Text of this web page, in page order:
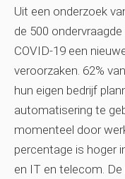
Uit een onderzoek
de 500
COVID-19 een
veroorzaken. 62%
hun eigen bedrijf
automatisering te
momenteel door
percentage is hoger
en IT en telecom.